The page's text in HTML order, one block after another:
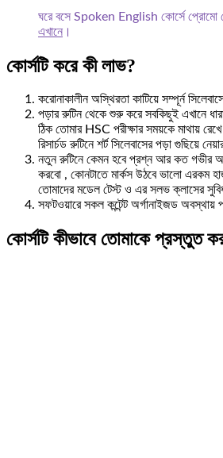
ঘরে বসে Spoken English কোর্সে প্রোমো
এখানে ।
কোর্সটি করে কী লাভ?
করোনাকালীন অস্থিরতা কাটিয়ে সম্পূর্ন
পড়ার রুটিন থেকে শুরু করে সবকিছুই এখানে
ঠিক তোমার HSC পরীক্ষার সময়কে মাথায়
রিসার্চড রুটিনে শর্ট সিলেবাসের পড়া গুছিয়ে
নতুন রুটিনে কেমন হবে প্রশ্ন আর কত গভীর
করবো , কোনটাতে মার্কস উঠবে ভালো এরকম
তোমাদের মডেল টেস্ট ও এর সলভ ক্লাসের
সফটওয়ারে সকল কন্টেন্ট অর্গানাইজড অবস্থায়
কোর্সটি কীভাবে তোমাকে প্রস্তুত